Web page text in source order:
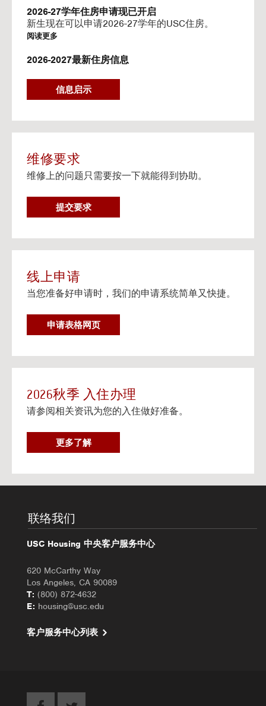
2026-27学年住房申请现已开启
新生现在可以申请2026-27学年的USC住房。
阅读更多
2026-2027最新住房信息
Gateway apartments 将在(UHR)住房续约程序中可
用。
流媒体服务
在个人设备上观看流媒体电视
邮寄信息以及楼宇地址
阅读更多
信息启示
维修要求
维修上的问题只需要按一下就能得到协助。
提交要求维
修
线上申请
当您准备好申请时，我们的申请系统简单又快捷。
申请表格网页
2026秋季 入住办理
请参阅相关资讯为您的入住做好准备。
更多了解2
0
办
理
联络我们
USC Housing 中央客户服务中心
620 McCarthy Way
Los Angeles, CA 90089
T: (800) 872-4632
E: housing@usc.edu
客户服务中心列表